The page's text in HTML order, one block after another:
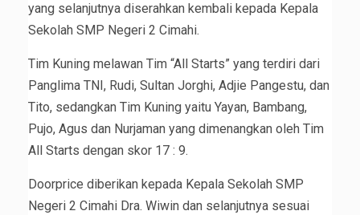
yang selanjutnya diserahkan kembali kepada Kepala
Sekolah SMP Negeri 2 Cimahi.
Tim Kuning melawan Tim “All Starts” yang terdiri dari
Panglima TNI, Rudi, Sultan Jorghi, Adjie Pangestu, dan
Tito, sedangkan Tim Kuning yaitu Yayan, Bambang,
Pujo, Agus dan Nurjaman yang dimenangkan oleh Tim
All Starts dengan skor 17 : 9.
Doorprice diberikan kepada Kepala Sekolah SMP
Negeri 2 Cimahi Dra. Wiwin dan selanjutnya sesuai